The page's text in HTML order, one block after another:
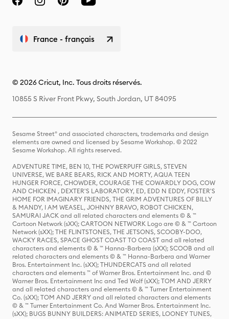
France - français
© 2026 Cricut, Inc. Tous droits réservés.
10855 S River Front Pkwy, South Jordan, UT 84095
Sesame Street® and associated characters, trademarks and design
elements are owned and licensed by Sesame Workshop. © 2022
Sesame Workshop. All rights reserved.
ADVENTURE TIME, BEN 10, THE POWERPUFF GIRLS, STEVEN
UNIVERSE, WE BARE BEARS, RICK AND MORTY, AQUA TEEN
HUNGER FORCE, CHOWDER, COURAGE THE COWARDLY DOG, COW
AND CHICKEN , DEXTER'S LABORATORY, ED, EDD N EDDY, FOSTER'S
HOME FOR IMAGINARY FRIENDS, THE GRIM ADVENTURES OF BILLY
& MANDY, I AM WEASEL, JOHNNY BRAVO, ROBOT CHICKEN,
SAMURAI JACK and all related characters and elements © & ™
Cartoon Network (sXX); CARTOON NETWORK Logo are © & ™ Cartoon
Network (sXX); THE FLINTSTONES, THE JETSONS, SCOOBY-DOO,
WACKY RACES, SPACE GHOST COAST TO COAST and all related
characters and elements © & ™ Hanna-Barbera (sXX); SCOOB and all
related characters and elements © & ™ Hanna-Barbera and Warner
Bros. Entertainment Inc. (sXX); THUNDERCATS and all related
characters and elements ™ of Warner Bros. Entertainment Inc. and ©
Warner Bros. Entertainment Inc and Ted Wolf (sXX); TOM AND JERRY
and all related characters and elements © & ™ Turner Entertainment
Co. (sXX); TOM AND JERRY and all related characters and elements
© & ™ Turner Entertainment Co. And Warner Bros. Entertainment Inc.
(sXX); BUGS BUNNY BUILDERS: ANIMATED SERIES, LOONEY TUNES,